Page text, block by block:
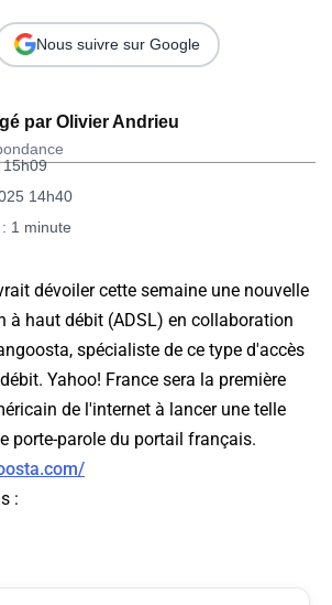
par Olivier Andrieu
15h09
14h40
1 minute
Nous suivre sur Google
dévoiler cette semaine une nouvelle
à haut débit (ADSL) en collaboration
spécialiste de ce type d'accès
Yahoo! France sera la première
de l'internet à lancer une telle
porte-parole du portail français.
: